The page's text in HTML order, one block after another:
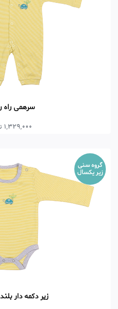
سرهمی راه
1,329,000 تومان
گروه سنی
زیر یکسال
زیر دکمه دار